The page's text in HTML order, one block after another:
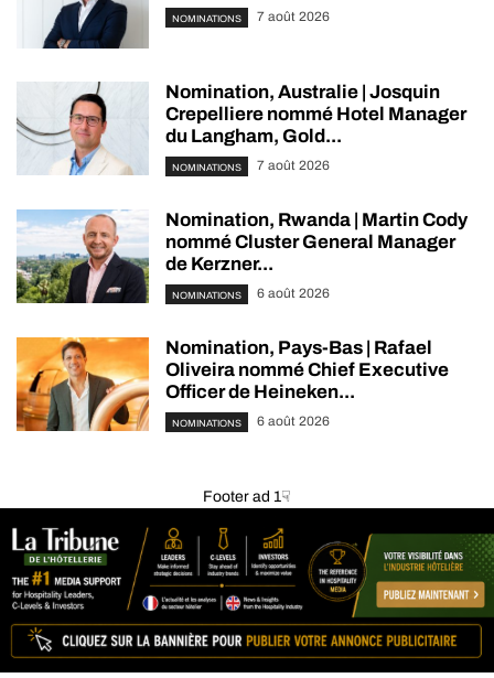
NOMINATIONS 7 août 2026
Nomination, Australie | Josquin
Crepelliere nommé Hotel Manager
du Langham, Gold...
NOMINATIONS 7 août 2026
Nomination, Rwanda | Martin Cody
nommé Cluster General Manager
de Kerzner...
NOMINATIONS 6 août 2026
Nomination, Pays-Bas | Rafael
Oliveira nommé Chief Executive
Officer de Heineken...
NOMINATIONS 6 août 2026
Footer ad 1☟